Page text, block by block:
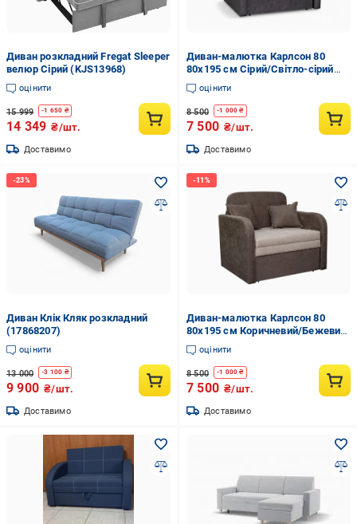
Диван розкладний Fregat Sleeper
велюр Сірий (KJS13968)
оцінити
15 999 -1 650 ₴
14 349 ₴/шт.
Доставимо
Диван-малютка Карлсон 80
80х195 см Сірий/Світло-сірий
(29903160)
оцінити
8 500 -1 000 ₴
7 500 ₴/шт.
Доставимо
Диван Клік Кляк розкладний
(17868207)
оцінити
13 000 -3 100 ₴
9 900 ₴/шт.
Доставимо
Диван-малютка Карлсон 80
80х195 см Коричневий/Бежевий
(29903160)
оцінити
8 500 -1 000 ₴
7 500 ₴/шт.
Доставимо